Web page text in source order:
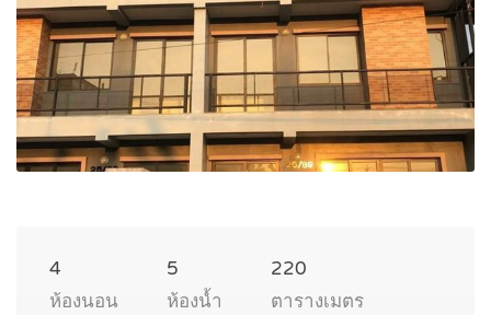
4
ห้องนอน
5
ห้องน้ำ
220
ตารางเมตร